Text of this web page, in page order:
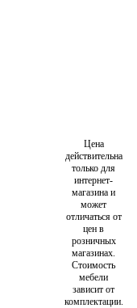
Цена
действительна
только для
интернет-
магазина и
может
отличаться от
цен в
розничных
магазинах.
Стоимость
мебели
зависит от
комплектации.